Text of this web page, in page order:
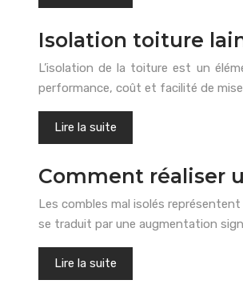
Isolation toiture
L’isolation de la toiture est un
performance, coût et facilité de
Lire la suite
Comment réaliser
Les combles mal isolés
se traduit par une augmentation
Lire la suite